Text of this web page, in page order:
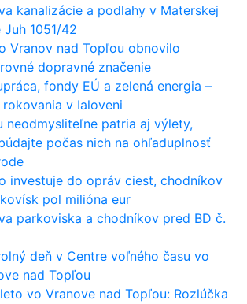
kanalizácie a podlahy v Materskej
Juh 1051/42
Vranov nad Topľou obnovilo
dopravné značenie
fondy EÚ a zelená energia –
v Ialoveni
neodmysliteľne patria aj výlety,
počas nich na ohľaduplnosť
investuje do opráv ciest, chodníkov
pol milióna eur
parkoviska a chodníkov pred BD č.
deň v Centre voľného času vo
nad Topľou
vo Vranove nad Topľou: Rozlúčka